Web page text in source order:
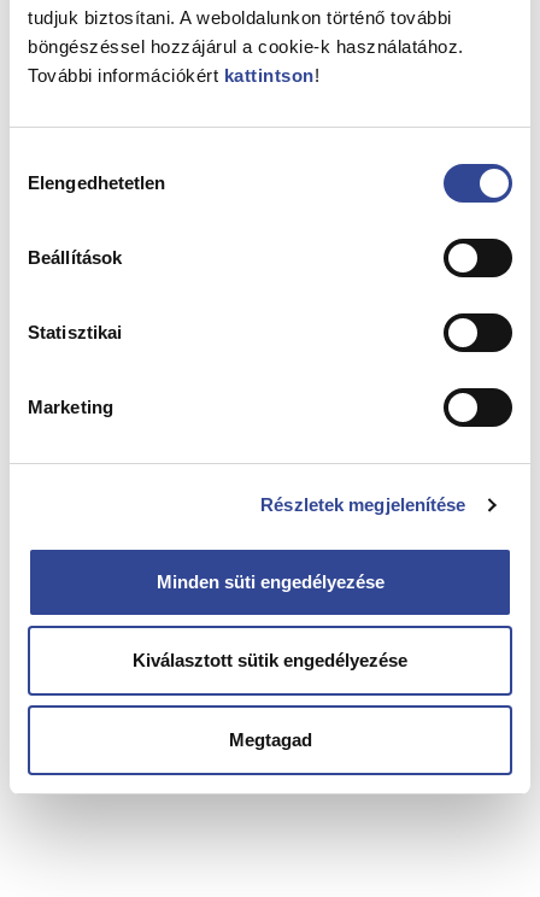
tudjuk biztosítani. A weboldalunkon történő további
böngészéssel hozzájárul a cookie-k használatához.
További információkért kattintson!
kiválasztása
Elengedhetetlen
Beállítások
Statisztikai
Marketing
Részletek megjelenítése
Minden süti engedélyezése
Kiválasztott sütik engedélyezése
Megtagad
Szelvényháló